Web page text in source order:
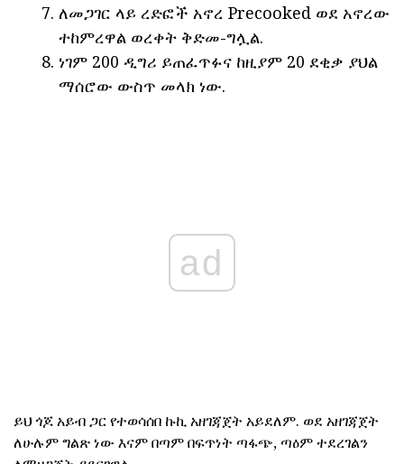
ለመጋገር ላይ ረድፎች አኖረ Precooked ወደ አኖረው
ተከምረዋል ወረቀት ቅድመ-ግሏል.
ነገም 200 ዲግሪ ይጠፈጥፉና ከዚያም 20 ደቂቃ ያህል
ማሰሮው ውስጥ መላክ ነው.
ad
ይህ ጎጆ አይብ ጋር የተወሳሰበ ኩኪ አዘገጃጀት አይደለም. ወደ አዘገጃጀት
ለሁሉም ግልጽ ነው እናም በጣም በፍጥነት ጣፋጭ, ጣዕም ተደረገልን